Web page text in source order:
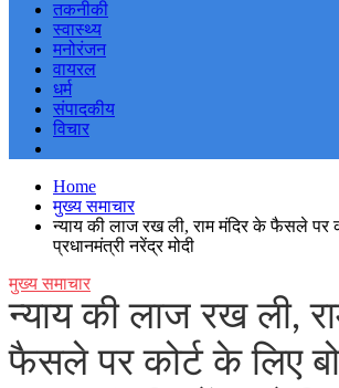
तकनीकी
स्वास्थ्य
मनोरंजन
वायरल
धर्म
संपादकीय
विचार
Home
मुख्य समाचार
न्याय की लाज रख ली, राम मंदिर के फैसले पर
प्रधानमंत्री नरेंद्र मोदी
मुख्य समाचार
न्याय की लाज रख ली,
फैसले पर कोर्ट के लिए